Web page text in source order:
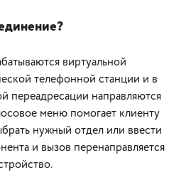
виртуальной
телефонной станции и в
переадресации направляются
меню помогает клиенту
нужный отдел или ввести
и вызов перенаправляется